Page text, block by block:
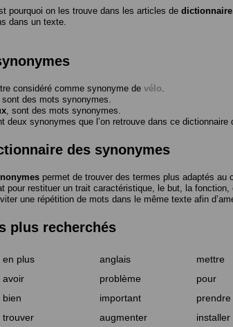
pourquoi on les trouve dans les articles de
dans un texte.
considéré comme synonyme de vélo
, sont des mots synonymes.
, sont des mots synonymes.
deux synonymes que l’on retrouve dans ce dictionnaire
des synonymes
permet de trouver des termes plus adaptés
pour restituer un trait caractéristique, le but, la
une répétition de mots dans le même texte afin
plus recherchés
en plus anglais mettre
avoir problème pour
bien important prendre
trouver augmenter installer